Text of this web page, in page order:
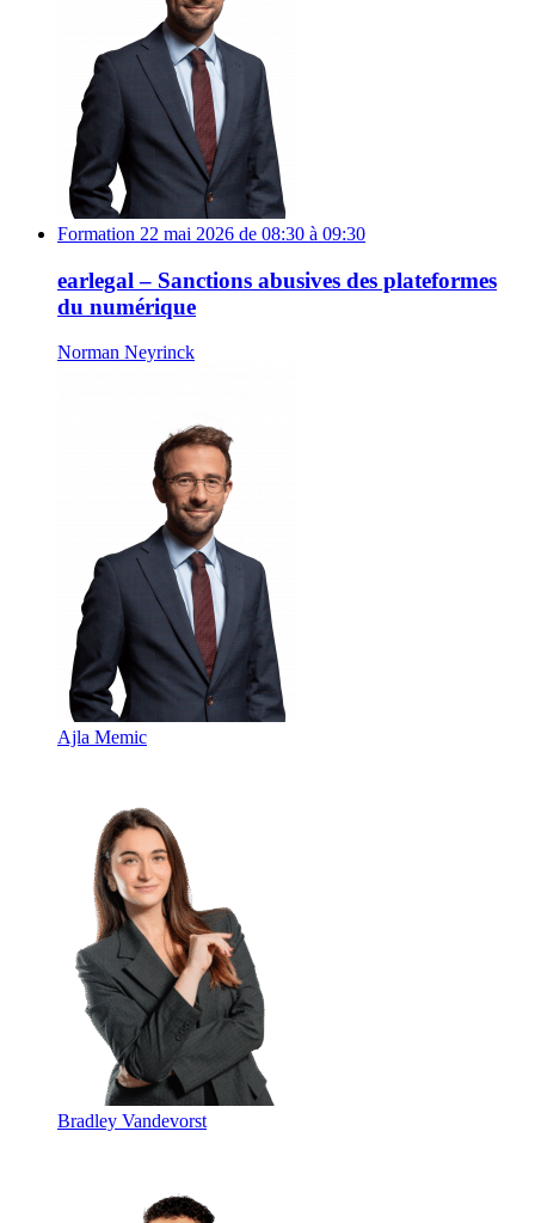
Formation 22 mai 2026 de 08:30 à 09:30
earlegal – Sanctions abusives des plateformes
du numérique
Norman Neyrinck
Ajla Memic
Bradley Vandevorst